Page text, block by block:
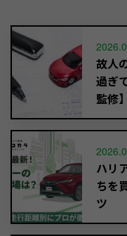
故人
過ぎ
監修】
ハリ
ちを
ツ